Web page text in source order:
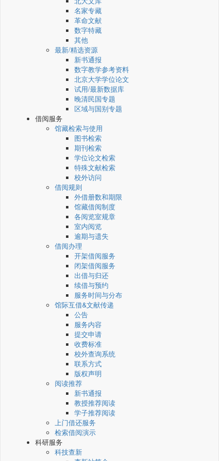
名家专藏
革命文献
数字特藏
其他
最新/精选资源
新书通报
数字教学参考资料
北京大学学位论文
试用/最新数据库
晚清民国专题
区域与国别专题
借阅服务
馆藏检索与使用
图书检索
期刊检索
学位论文检索
特殊文献检索
校外访问
借阅规则
外借册数和期限
馆藏借阅制度
各阅览室规章
室内阅览
逾期与遗失
借阅办理
开架借阅服务
闭架借阅服务
出借与归还
续借与预约
服务时间与分布
馆际互借&文献传递
公告
服务内容
提交申请
收费标准
校外查询系统
联系方式
版权声明
阅读推荐
新书通报
教授推荐阅读
学子推荐阅读
上门借还服务
检索借阅演示
科研服务
科技查新